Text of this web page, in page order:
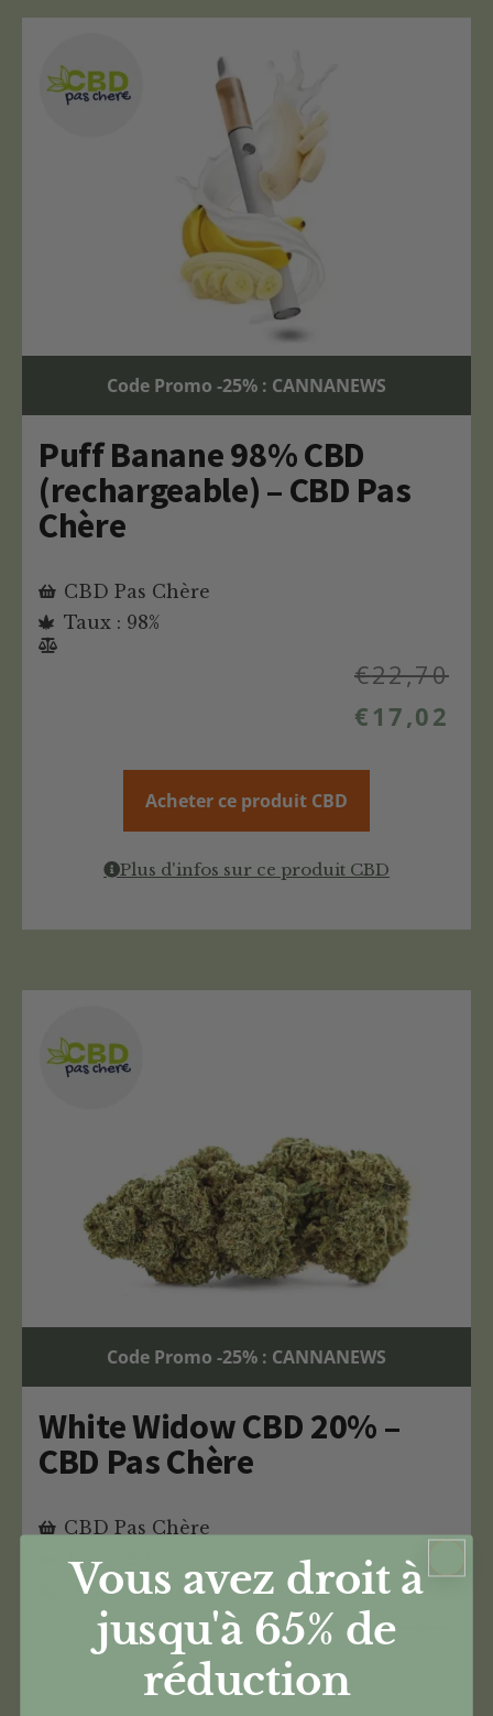
Code Promo -25% : CANNANEWS
Puff Banane 98% CBD
(rechargeable) – CBD Pas
Chère
CBD Pas Chère
Taux : 98%
€22,70
€ 17,02
Acheter ce produit CBD
Plus d'infos sur ce produit CBD
Code Promo -25% : CANNANEWS
White Widow CBD 20% –
CBD Pas Chère
CBD Pas Chère
Taux : 20%
Quantité : 1g
€5,46
Vous avez droit à
jusqu'à 65% de
réduction